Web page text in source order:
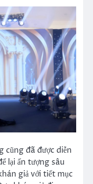
cũng đã được diễn
lại ấn tượng sâu
giả với tiết mục